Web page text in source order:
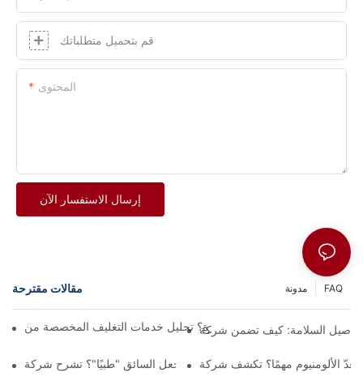
قم بتحميل متطلباتك
المحتوى
إرسال الاستفسار الآن
مقالات مقترحة FAQ مدونة